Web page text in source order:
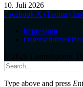
10. Juli 2026
Facebook X (Twitter)
Impressum
Type above and press